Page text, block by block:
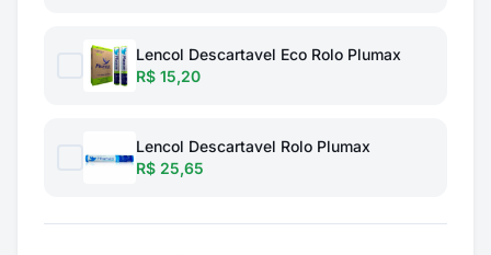
Lencol Descartavel Eco Rolo Plumax
R$ 15,20
Lencol Descartavel Rolo Plumax
R$ 25,65